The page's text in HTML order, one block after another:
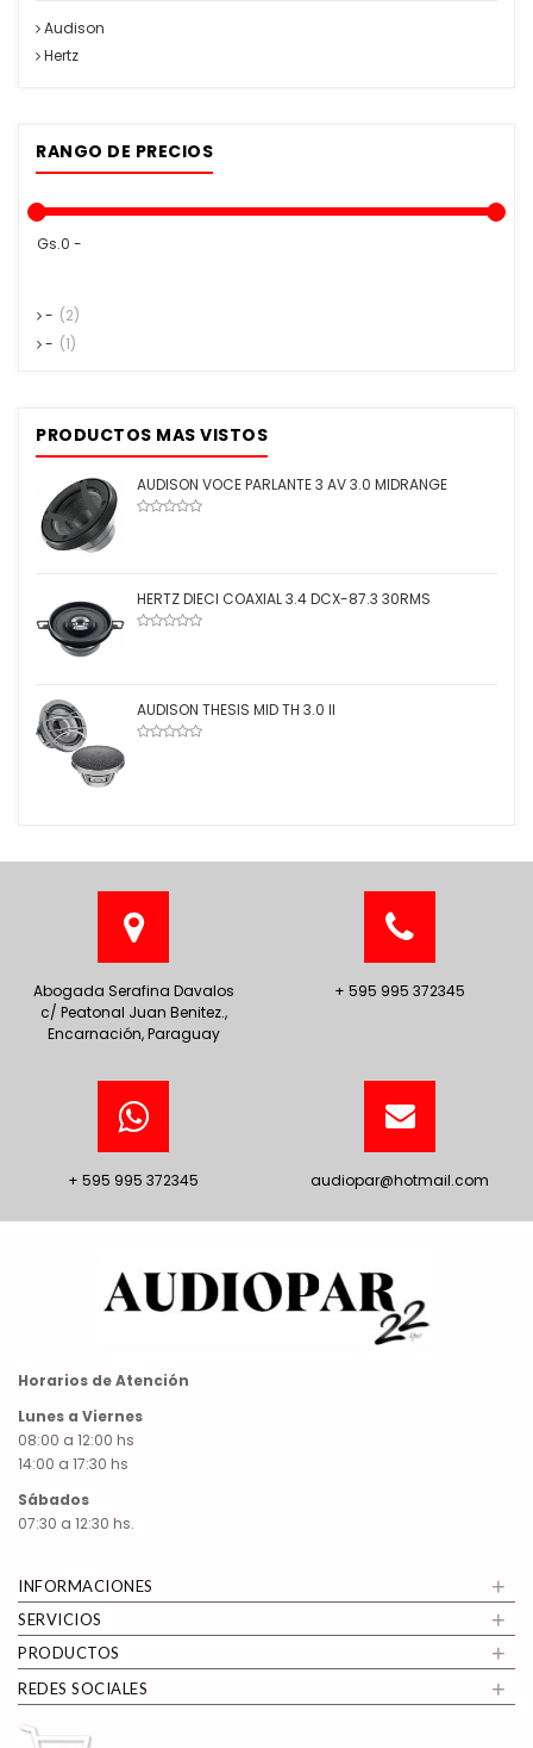
Audison
Hertz
RANGO DE PRECIOS
Gs.0 -
- (2)
- (1)
PRODUCTOS MAS VISTOS
AUDISON VOCE PARLANTE 3 AV 3.0 MIDRANGE
HERTZ DIECI COAXIAL 3.4 DCX-87.3 30RMS
AUDISON THESIS MID TH 3.0 II
Abogada Serafina Davalos
c/ Peatonal Juan Benitez.,
Encarnación, Paraguay
+ 595 995 372345
+ 595 995 372345 audiopar@hotmail.com
Horarios de Atención
Lunes a Viernes
08:00 a 12:00 hs
14:00 a 17:30 hs
Sábados
07:30 a 12:30 hs.
INFORMACIONES +
SERVICIOS +
PRODUCTOS +
REDES SOCIALES +